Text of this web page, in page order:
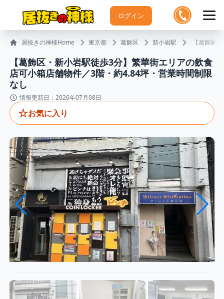
ログイン
居抜きの神様Home 東京都 葛飾区 新小岩駅 【葛飾区
【葛飾区・新小岩駅徒歩3分】繁華街エリアの飲食
店可小箱店舗物件／3階・約4.84坪・営業時間制限
なし
情報更新日：2026年07月08日
☆お気に入り